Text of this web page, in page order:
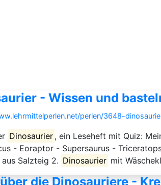
- Wissen und
perlen/3648-
Dinosaurier , ein Leseheft mit Quiz:
- Eoraptor - Supersaurus -
aus Salzteig 2. Dinosaurier mit
die Dinosauriere -